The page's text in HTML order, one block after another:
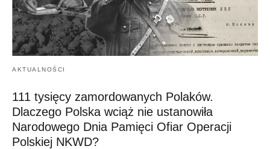
AKTUALNOŚCI
111 tysięcy zamordowanych Polaków.
Dlaczego Polska wciąż nie ustanowiła
Narodowego Dnia Pamięci Ofiar Operacji
Polskiej NKWD?